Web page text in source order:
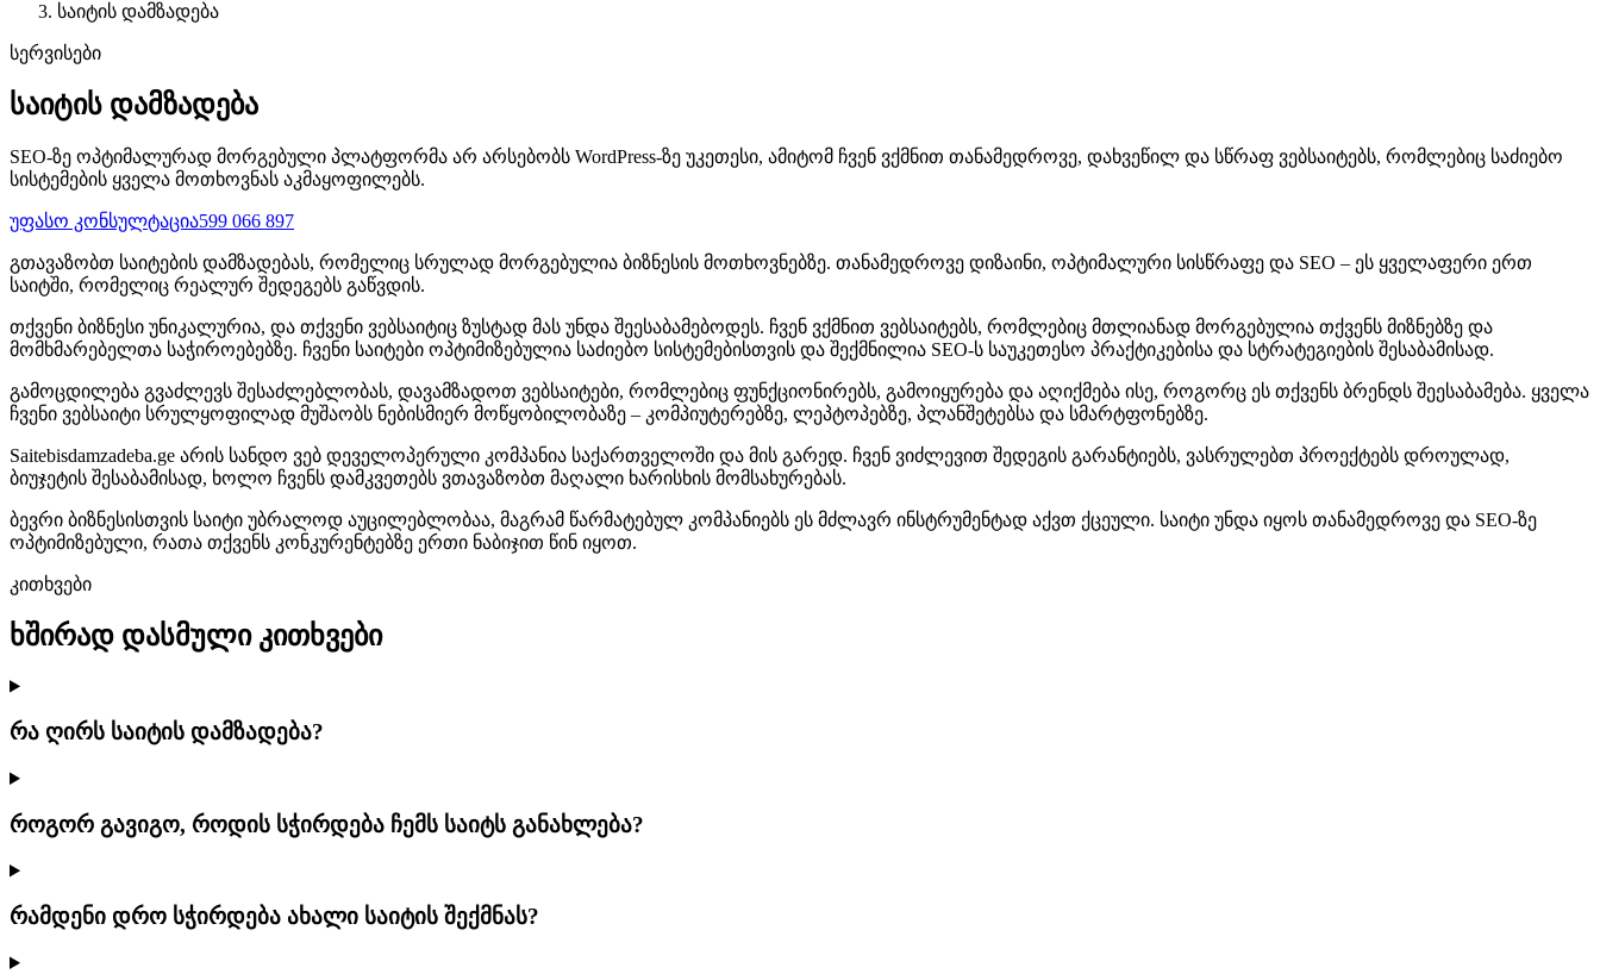
საიტის დამზადება
სერვისები
საიტის დამზადება
SEO-ზე ოპტიმალურად მორგებული პლატფორმა არ არსებობს WordPress-ზე უკეთესი, ამიტომ ჩვენ ვქმნით თანამედროვე, დახვეწილ და სწრაფ ვებსაიტებს, რომლებიც საძიებო
სისტემების ყველა მოთხოვნას აკმაყოფილებს.
უფასო კონსულტაცია599 066 897
გთავაზობთ საიტების დამზადებას, რომელიც სრულად მორგებულია ბიზნესის მოთხოვნებზე. თანამედროვე დიზაინი, ოპტიმალური სისწრაფე და SEO – ეს ყველაფერი ერთ
საიტში, რომელიც რეალურ შედეგებს გაწვდის.
თქვენი ბიზნესი უნიკალურია, და თქვენი ვებსაიტიც ზუსტად მას უნდა შეესაბამებოდეს. ჩვენ ვქმნით ვებსაიტებს, რომლებიც მთლიანად მორგებულია თქვენს მიზნებზე და
მომხმარებელთა საჭიროებებზე. ჩვენი საიტები ოპტიმიზებულია საძიებო სისტემებისთვის და შექმნილია SEO-ს საუკეთესო პრაქტიკებისა და სტრატეგიების შესაბამისად.
გამოცდილება გვაძლევს შესაძლებლობას, დავამზადოთ ვებსაიტები, რომლებიც ფუნქციონირებს, გამოიყურება და აღიქმება ისე, როგორც ეს თქვენს ბრენდს შეესაბამება. ყველა
ჩვენი ვებსაიტი სრულყოფილად მუშაობს ნებისმიერ მოწყობილობაზე – კომპიუტერებზე, ლეპტოპებზე, პლანშეტებსა და სმარტფონებზე.
Saitebisdamzadeba.ge არის სანდო ვებ დეველოპერული კომპანია საქართველოში და მის გარედ. ჩვენ ვიძლევით შედეგის გარანტიებს, ვასრულებთ პროექტებს დროულად,
ბიუჯეტის შესაბამისად, ხოლო ჩვენს დამკვეთებს ვთავაზობთ მაღალი ხარისხის მომსახურებას.
ბევრი ბიზნესისთვის საიტი უბრალოდ აუცილებლობაა, მაგრამ წარმატებულ კომპანიებს ეს მძლავრ ინსტრუმენტად აქვთ ქცეული. საიტი უნდა იყოს თანამედროვე და SEO-ზე
ოპტიმიზებული, რათა თქვენს კონკურენტებზე ერთი ნაბიჯით წინ იყოთ.
კითხვები
ხშირად დასმული კითხვები
რა ღირს საიტის დამზადება?
როგორ გავიგო, როდის სჭირდება ჩემს საიტს განახლება?
რამდენი დრო სჭირდება ახალი საიტის შექმნას?